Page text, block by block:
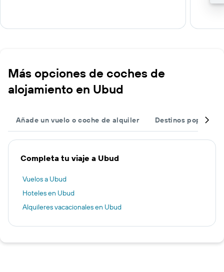
Más opciones de coches de
alojamiento en Ubud
Añade un vuelo o coche de alquiler Destinos populares
Completa tu viaje a Ubud
Vuelos a Ubud
Hoteles en Ubud
Alquileres vacacionales en Ubud